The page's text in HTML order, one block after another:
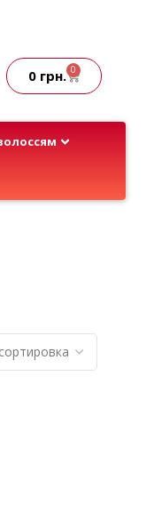
0 грн. 0